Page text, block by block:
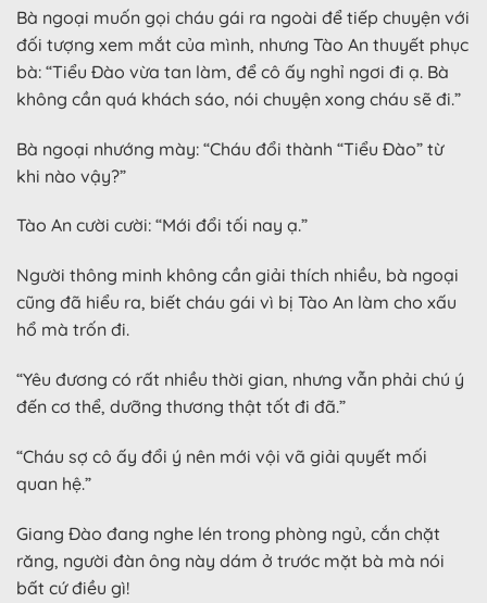
Bà ngoại muốn gọi cháu gái ra ngoài để tiếp chuyện với
đối tượng xem mắt của mình, nhưng Tào An thuyết phục
bà: “Tiểu Đào vừa tan làm, để cô ấy nghỉ ngơi đi ạ. Bà
không cần quá khách sáo, nói chuyện xong cháu sẽ đi.”
Bà ngoại nhướng mày: “Cháu đổi thành “Tiểu Đào” từ
khi nào vậy?”
Tào An cười cười: “Mới đổi tối nay ạ.”
Người thông minh không cần giải thích nhiều, bà ngoại
cũng đã hiểu ra, biết cháu gái vì bị Tào An làm cho xấu
hổ mà trốn đi.
“Yêu đương có rất nhiều thời gian, nhưng vẫn phải chú ý
đến cơ thể, dưỡng thương thật tốt đi đã.”
“Cháu sợ cô ấy đổi ý nên mới vội vã giải quyết mối
quan hệ.”
Giang Đào đang nghe lén trong phòng ngủ, cắn chặt
răng, người đàn ông này dám ở trước mặt bà mà nói
bất cứ điều gì!